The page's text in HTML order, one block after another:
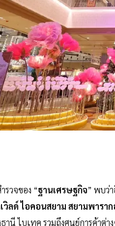
รวจของ “ฐานเศรษฐกิจ” พบว่
วิลด์ ไอคอนสยาม สยามพารา
านี ไบเทค รวมถึงศูนย์การค้าต่